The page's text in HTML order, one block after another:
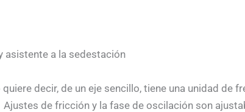
asistente a la sedestación
decir, de un eje sencillo, tiene una unidad de
de fricción y la fase de oscilación son